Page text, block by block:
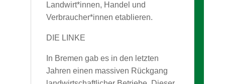
Landwirt*innen, Handel und
Verbraucher*innen etablieren.
DIE LINKE
In Bremen gab es in den letzten
Jahren einen massiven Rückgang